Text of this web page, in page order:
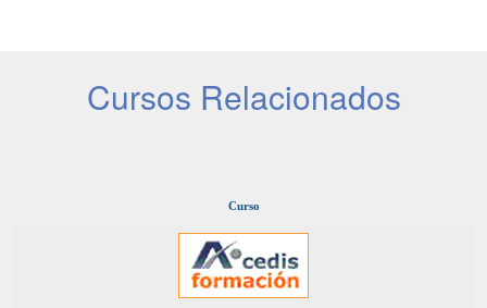
Cursos Relacionados
Curso